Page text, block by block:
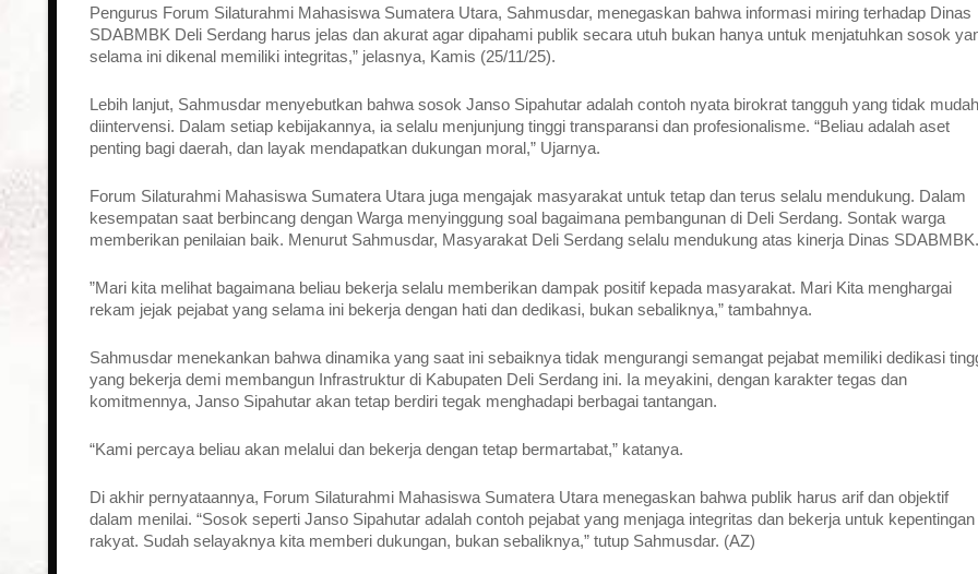
Pengurus Forum Silaturahmi Mahasiswa Sumatera Utara, Sahmusdar, menegaskan bahwa informasi miring terhadap Dinas
SDABMBK Deli Serdang harus jelas dan akurat agar dipahami publik secara utuh bukan hanya untuk menjatuhkan sosok
selama ini dikenal memiliki integritas,” jelasnya, Kamis (25/11/25).‎‎
Lebih lanjut, Sahmusdar menyebutkan bahwa sosok Janso Sipahutar adalah contoh nyata birokrat tangguh yang tidak mudah
diintervensi. Dalam setiap kebijakannya, ia selalu menjunjung tinggi transparansi dan profesionalisme. “Beliau adalah aset
penting bagi daerah, dan layak mendapatkan dukungan moral,” Ujarnya.‎‎
Forum Silaturahmi Mahasiswa Sumatera Utara juga mengajak masyarakat untuk tetap dan terus selalu mendukung. Dalam
kesempatan saat berbincang dengan Warga menyinggung soal bagaimana pembangunan di Deli Serdang. Sontak warga
memberikan penilaian baik. Menurut Sahmusdar, Masyarakat Deli Serdang selalu mendukung atas kinerja Dinas SDABMBK.‎‎
”Mari kita melihat bagaimana beliau bekerja selalu memberikan dampak positif kepada masyarakat. Mari Kita menghargai
rekam jejak pejabat yang selama ini bekerja dengan hati dan dedikasi, bukan sebaliknya,” tambahnya.‎‎
Sahmusdar menekankan bahwa dinamika yang saat ini sebaiknya tidak mengurangi semangat pejabat memiliki dedikasi
yang bekerja demi membangun Infrastruktur di Kabupaten Deli Serdang ini. Ia meyakini, dengan karakter tegas dan
komitmennya, Janso Sipahutar akan tetap berdiri tegak menghadapi berbagai tantangan.
“Kami percaya beliau akan melalui dan bekerja dengan tetap bermartabat,” katanya.‎‎
Di akhir pernyataannya, Forum Silaturahmi Mahasiswa Sumatera Utara menegaskan bahwa publik harus arif dan objektif
dalam menilai. “Sosok seperti Janso Sipahutar adalah contoh pejabat yang menjaga integritas dan bekerja untuk kepentingan
rakyat. Sudah selayaknya kita memberi dukungan, bukan sebaliknya,” tutup Sahmusdar.‎ (AZ)